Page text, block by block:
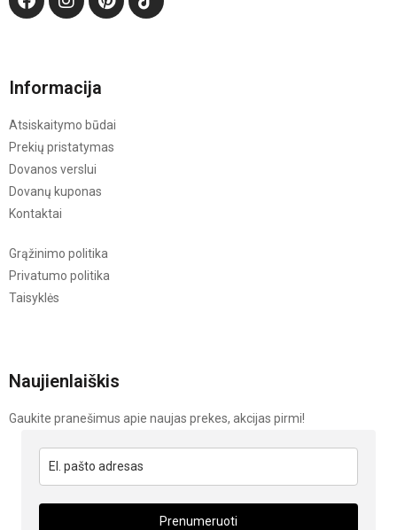
Informacija
Atsiskaitymo būdai
Prekių pristatymas
Dovanos verslui
Dovanų kuponas
Kontaktai
Grąžinimo politika
Privatumo politika
Taisyklės
Naujienlaiškis
Gaukite pranešimus apie naujas prekes, akcijas pirmi!
Prenumeruoti